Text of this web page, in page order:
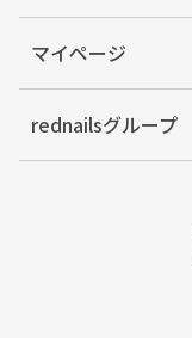
マイページ
rednailsグループ